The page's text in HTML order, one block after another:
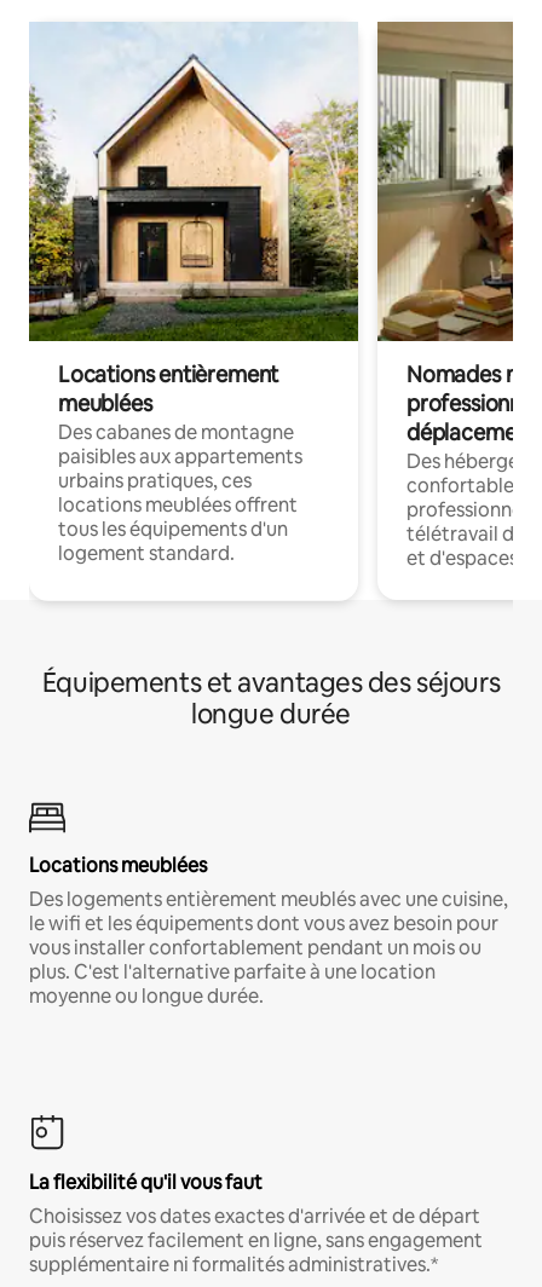
Locations entièrement
meublées
Des cabanes de montagne
paisibles aux appartements
urbains pratiques, ces
locations meublées offrent
tous les équipements d'un
logement standard.
Nomades
déplacement
Des
confortables
professionnels
télétravail
et d'espaces
Équipements et avantages des séjours
longue durée
Locations meublées
Des logements entièrement meublés avec une cuisine,
le wifi et les équipements dont vous avez besoin pour
vous installer confortablement pendant un mois ou
plus. C'est l'alternative parfaite à une location
moyenne ou longue durée.
La flexibilité qu'il vous faut
Choisissez vos dates exactes d'arrivée et de départ
puis réservez facilement en ligne, sans engagement
supplémentaire ni formalités administratives.*